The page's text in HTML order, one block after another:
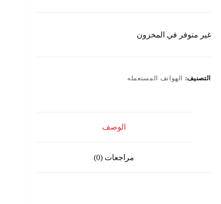
غير متوفر في المخزون
التصنيف: الهواتف المستعمله
الوصف
مراجعات (0)